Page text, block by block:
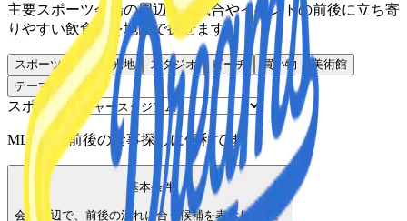
主要スポーツ会場の周辺で、試合やイベントの前後に立ち寄
りやすい飲食店を地図で探せます。
スポーツ会場 観光地 スタジオ ビーチ 買い物
美術館
テーマパーク
スポット
MLB観戦前後の食事探しに便利です。
基本条件
会場周辺で、前後の流れに合う候補を表示します。